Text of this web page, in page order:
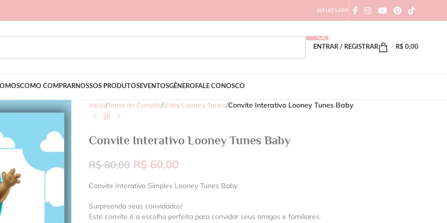
WHATSAPP
ENTRAR / REGISTRAR R$ 0,00
COMO COMPRARNOSSOS PRODUTOSEVENTOSGÊNERO FALE CONOSCO
Início/Tema do Convite/Baby Looney Tunes/Convite Interativo Looney Tunes Baby
Convite Interativo Looney Tunes Baby
R$80,00 R$ 60,00
Convite Interativo Simples Looney Tunes Baby
Surpreenda seus convidados!
Este convite é a escolha perfeita para convidar seus amigos e familiares.